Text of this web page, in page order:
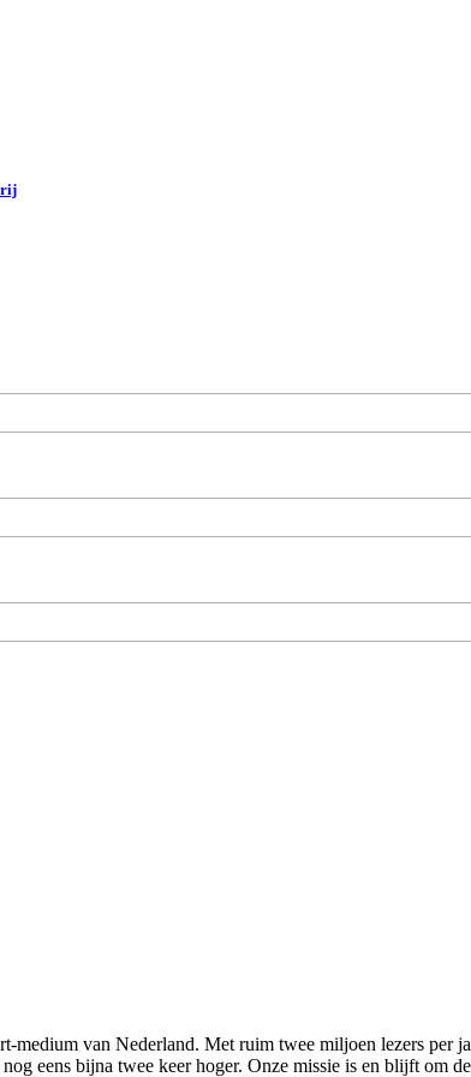
rij
van Nederland. Met ruim twee miljoen lezers per
eens bijna twee keer hoger. Onze missie is en blijft om